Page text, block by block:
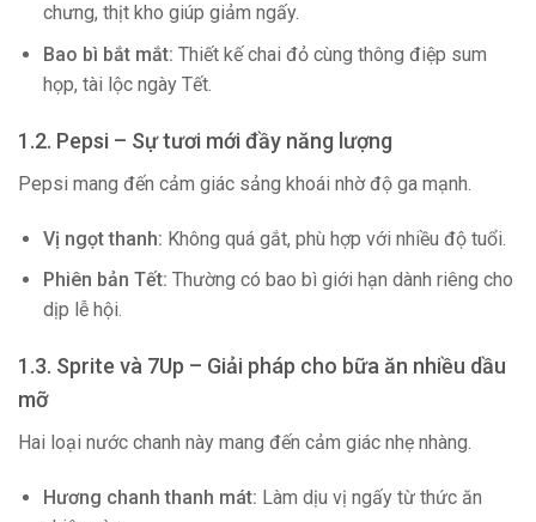
chưng, thịt kho giúp giảm ngấy.
Bao bì bắt mắt: Thiết kế chai đỏ cùng thông điệp sum
họp, tài lộc ngày Tết.
1.2. Pepsi – Sự tươi mới đầy năng lượng
Pepsi mang đến cảm giác sảng khoái nhờ độ ga mạnh.
Vị ngọt thanh: Không quá gắt, phù hợp với nhiều độ tuổi.
Phiên bản Tết: Thường có bao bì giới hạn dành riêng cho
dịp lễ hội.
1.3. Sprite và 7Up – Giải pháp cho bữa ăn nhiều dầu
mỡ
Hai loại nước chanh này mang đến cảm giác nhẹ nhàng.
Hương chanh thanh mát: Làm dịu vị ngấy từ thức ăn